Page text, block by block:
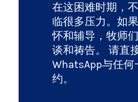
在这困难时期，
临很多压力。如
怀和辅导，牧师
谈和祷告。 请直
WhatsApp与任何
约。